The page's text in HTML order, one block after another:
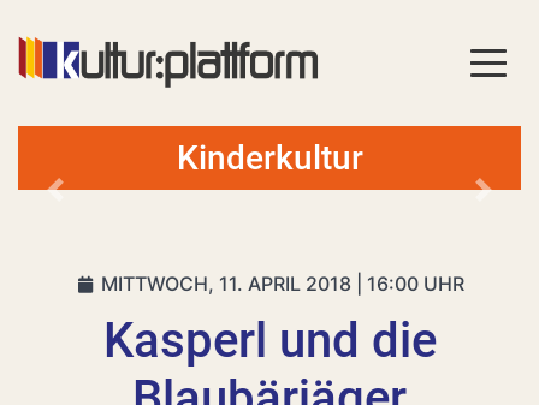
Kinderkultur
MITTWOCH, 11. APRIL 2018 | 16:00 UHR
Kasperl und die